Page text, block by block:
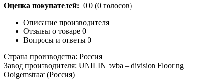
Оценка покупателей: 0.0 (0 голосов)
Описание производителя
Отзывы о товаре 0
Вопросы и ответы 0
Страна производства: Россия
Завод производителя: UNILIN bvba – division Flooring
Ooigemstraat (Россия)